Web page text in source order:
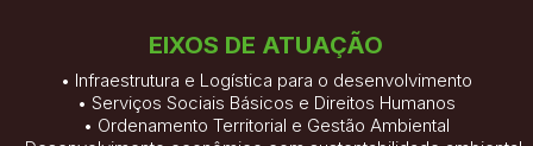
EIXOS DE ATUAÇÃO
• Infraestrutura e Logística para o desenvolvimento
• Serviços Sociais Básicos e Direitos Humanos
• Ordenamento Territorial e Gestão Ambiental